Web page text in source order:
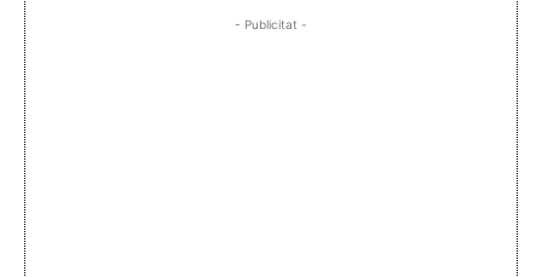
- Publicitat -